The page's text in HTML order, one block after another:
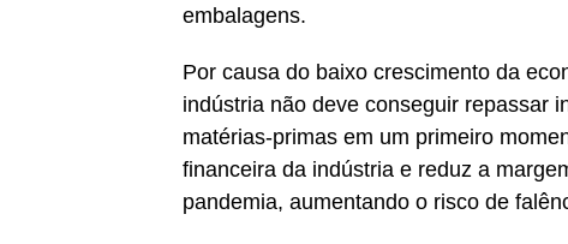
embalagens.
Por causa do baixo crescimento da
indústria não deve conseguir repassar
matérias-primas em um primeiro
financeira da indústria e reduz a
pandemia, aumentando o risco de